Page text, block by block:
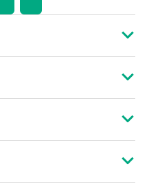
la disponibilité
et des erreurs
(OSS)